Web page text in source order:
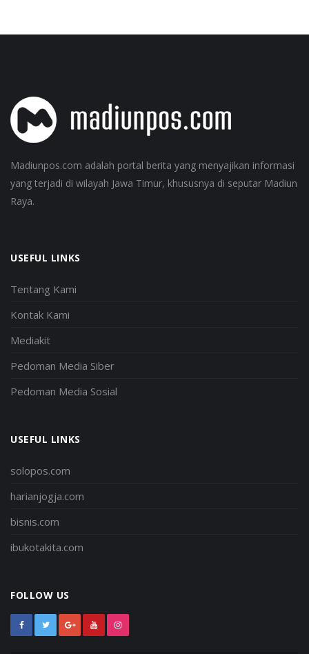
Madiunpos.com adalah portal berita yang menyajikan informasi
yang terjadi di wilayah Jawa Timur, khususnya di seputar Madiun
Raya.
USEFUL LINKS
Tentang Kami
Kontak Kami
Mediakit
Pedoman Media Siber
Pedoman Media Sosial
USEFUL LINKS
solopos.com
harianjogja.com
bisnis.com
ibukotakita.com
FOLLOW US